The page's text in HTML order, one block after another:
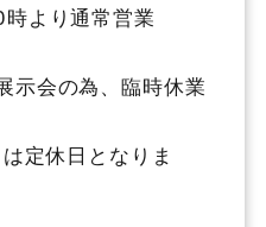
より通常営業
会の為、臨時休業
定休日となりま